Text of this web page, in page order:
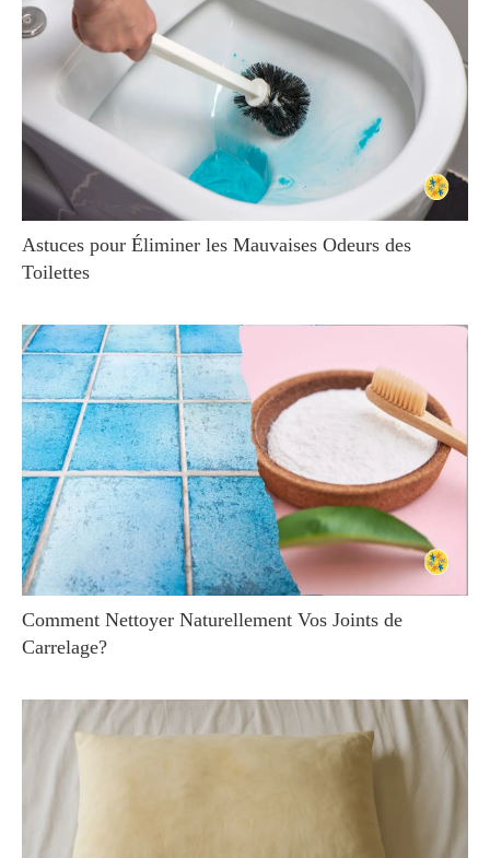
Astuces pour Éliminer les Mauvaises Odeurs des
Toilettes
Comment Nettoyer Naturellement Vos Joints de
Carrelage?